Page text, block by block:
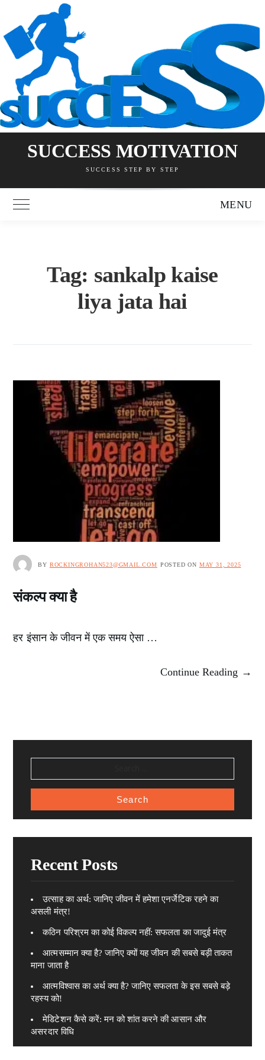
content
SUCCESS MOTIVATION
SUCCESS STEP BY STEP
Toggle Main Menu MENU
Tag: sankalp kaise
liya jata hai
BY ROCKINGROHAN523@GMAIL.COM POSTED ON MAY 31, 2025
संकल्प क्या है
हर इंसान के जीवन में एक समय ऐसा …
Continue Reading →
FOR:
Recent Posts
उत्साह का अर्थ: जानिए जीवन में हमेशा एनर्जेटिक रहने का
असली मंत्र!
कठिन परिश्रम का कोई विकल्प नहीं: सफलता का जादुई मंत्र
आत्मसम्मान क्या है? जानिए क्यों यह जीवन की सबसे बड़ी ताकत
माना जाता है
आत्मविश्वास का अर्थ क्या है? जानिए सफलता के इस सबसे बड़े
रहस्य को!
मेडिटेशन कैसे करें: मन को शांत करने की आसान और
असरदार विधि